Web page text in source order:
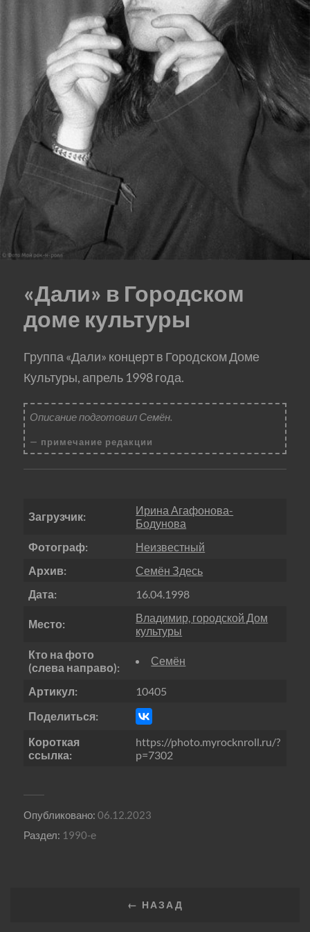
«Дали» в Городском
доме культуры
Группа «Дали» концерт в Городском Доме
Культуры, апрель 1998 года.
Описание подготовил Семён.
примечание редакции
Загрузчик:
Ирина Агафонова-
Бодунова
Фотограф:
Неизвестный
Архив:
Семён Здесь
Дата:
16.04.1998
Место:
Владимир, городской Дом
культуры
Кто на фото
(слева направо):
Семён
Артикул:
10405
Поделиться:
Короткая
ссылка:
https://photo.myrocknroll.ru/?
p=7302
Опубликовано: 06.12.2023
Раздел: 1990-е
← НАЗАД